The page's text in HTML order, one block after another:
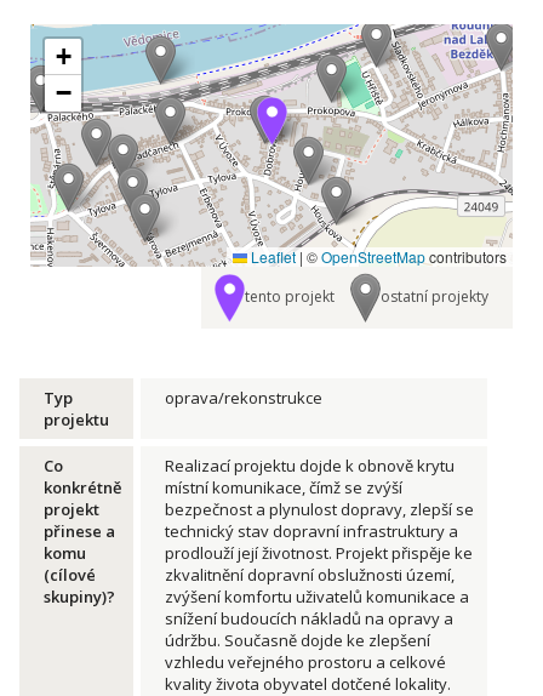
+
−
Leaflet | ©OpenStreetMapcontributors
tento projekt
ostatní projekty
Typ
projektu
oprava/​rekonstrukce
Co
konkrétně
projekt
přinese a
komu
(cílové
skupiny)?
Realizací projektu dojde k obnově krytu
místní komunikace, čímž se zvýší
bezpečnost a plynulost dopravy, zlepší se
technický stav dopravní infrastruktury a
prodlouží její životnost. Projekt přispěje ke
zkvalitnění dopravní obslužnosti území,
zvýšení komfortu uživatelů komunikace a
snížení budoucích nákladů na opravy a
údržbu. Současně dojde ke zlepšení
vzhledu veřejného prostoru a celkové
kvality života obyvatel dotčené lokality.